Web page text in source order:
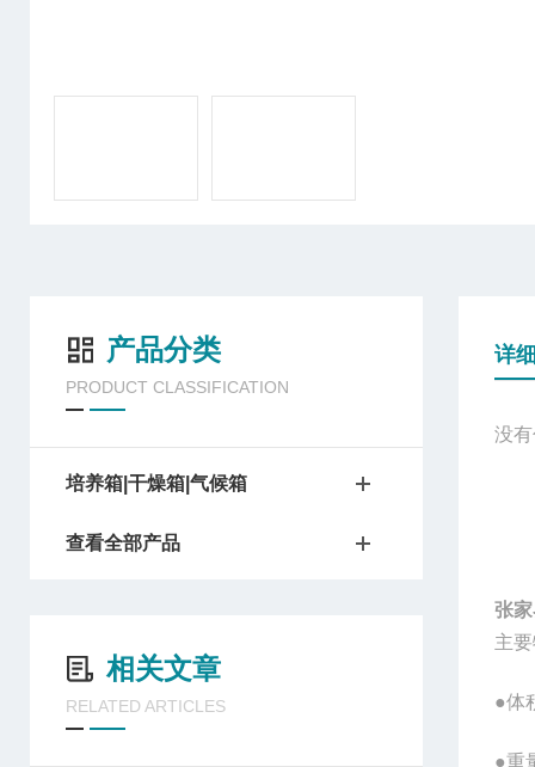
产品分类
PRODUCT CLASSIFICATION
培养箱|干燥箱|气候箱
查看全部产品
相关文章
RELATED ARTICLES
详
没
张
主
●体
●重